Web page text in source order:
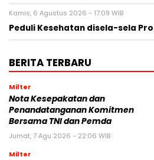
Kamis, 6 Agustus 2026 - 17:09 WIB
Peduli Kesehatan disela-sela
BERITA TERBARU
Milter
Nota Kesepakatan dan
Penandatanganan Komitmen
Bersama TNI dan Pemda
Jumat, 7 Agu 2026 - 22:06 WIB
Milter